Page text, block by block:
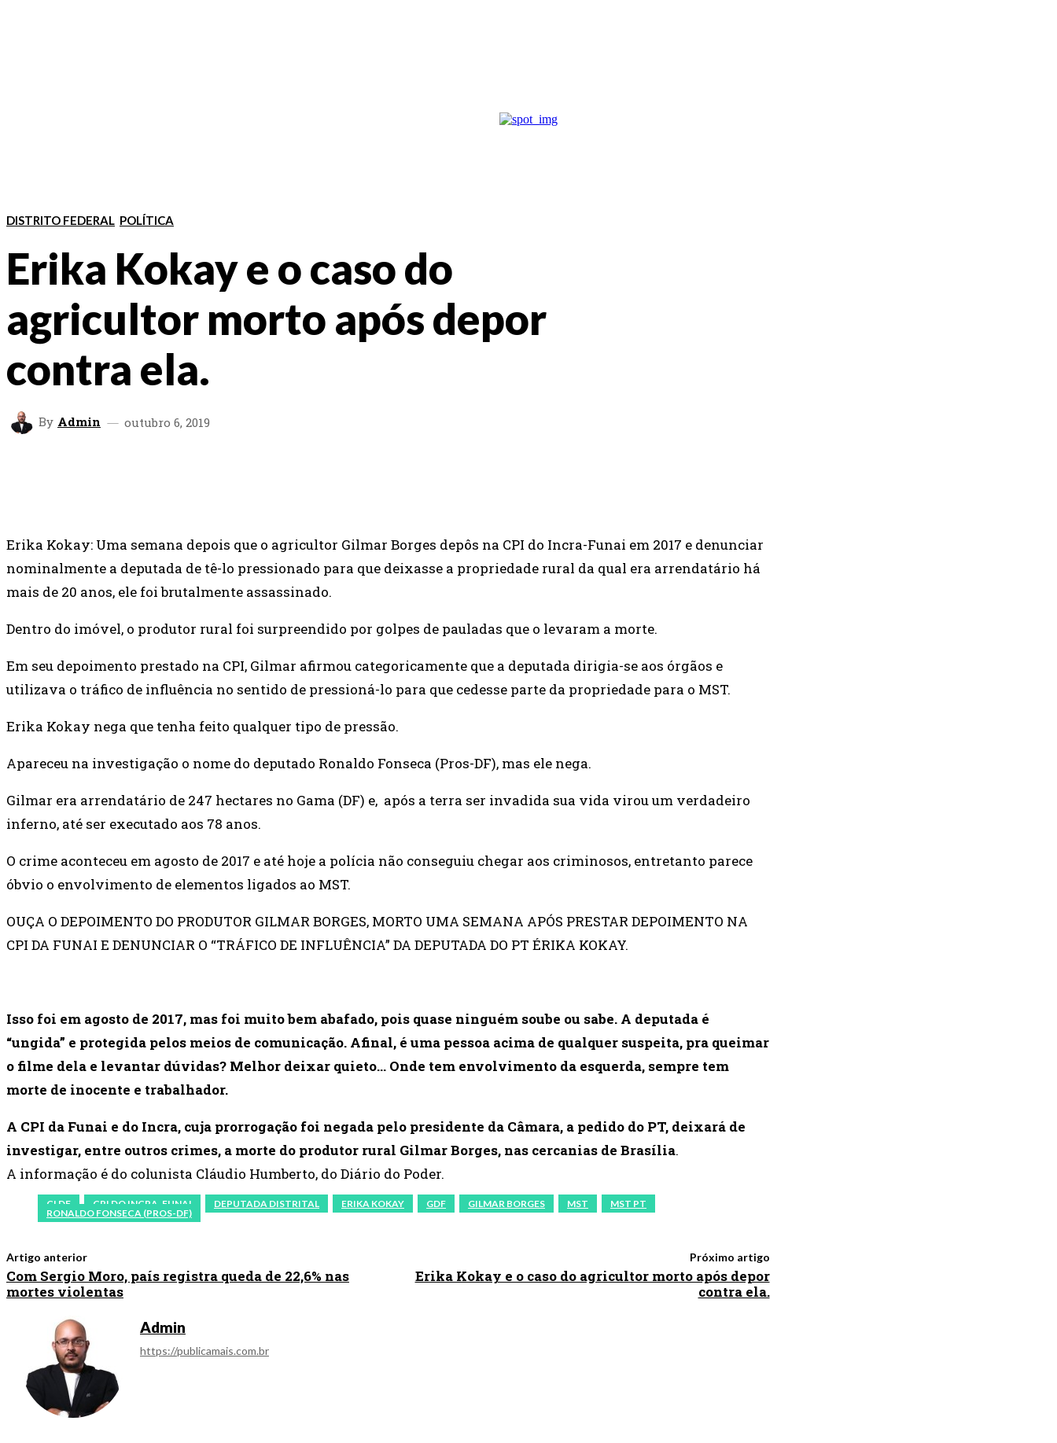
DISTRITO FEDERAL POLÍTICA
Erika Kokay e o caso do
agricultor morto após depor
contra ela.
By Admin outubro 6, 2019
Erika Kokay: Uma semana depois que o agricultor Gilmar Borges depôs na CPI do Incra-Funai em 2017 e denunciar
nominalmente a deputada de tê-lo pressionado para que deixasse a propriedade rural da qual era arrendatário há
mais de 20 anos, ele foi brutalmente assassinado.
Dentro do imóvel, o produtor rural foi surpreendido por golpes de pauladas que o levaram a morte.
Em seu depoimento prestado na CPI, Gilmar afirmou categoricamente que a deputada dirigia-se aos órgãos e
utilizava o tráfico de influência no sentido de pressioná-lo para que cedesse parte da propriedade para o MST.
Erika Kokay nega que tenha feito qualquer tipo de pressão.
Apareceu na investigação o nome do deputado Ronaldo Fonseca (Pros-DF), mas ele nega.
Gilmar era arrendatário de 247 hectares no Gama (DF) e, após a terra ser invadida sua vida virou um verdadeiro
inferno, até ser executado aos 78 anos.
O crime aconteceu em agosto de 2017 e até hoje a polícia não conseguiu chegar aos criminosos, entretanto parece
óbvio o envolvimento de elementos ligados ao MST.
OUÇA O DEPOIMENTO DO PRODUTOR GILMAR BORGES, MORTO UMA SEMANA APÓS PRESTAR DEPOIMENTO NA
CPI DA FUNAI E DENUNCIAR O “TRÁFICO DE INFLUÊNCIA” DA DEPUTADA DO PT ÉRIKA KOKAY.
Isso foi em agosto de 2017, mas foi muito bem abafado, pois quase ninguém soube ou sabe. A deputada é
“ungida” e protegida pelos meios de comunicação. Afinal, é uma pessoa acima de qualquer suspeita, pra queimar
o filme dela e levantar dúvidas? Melhor deixar quieto… Onde tem envolvimento da esquerda, sempre tem
morte de inocente e trabalhador.
A CPI da Funai e do Incra, cuja prorrogação foi negada pelo presidente da Câmara, a pedido do PT, deixará de
investigar, entre outros crimes, a morte do produtor rural Gilmar Borges, nas cercanias de Brasília.
A informação é do colunista Cláudio Humberto, do Diário do Poder.
CLDF CPI DO INCRA-FUNAI DEPUTADA DISTRITAL ERIKA KOKAY GDF GILMAR BORGES MST
MST PT
RONALDO FONSECA (PROS-DF)
Artigo anterior
Com Sergio Moro, país registra queda de 22,6% nas
mortes violentas
Próximo artigo
Erika Kokay e o caso do agricultor morto após depor
contra ela.
Admin
https://publicamais.com.br